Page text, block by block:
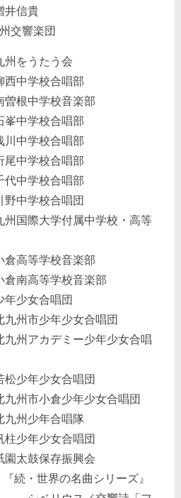
貴
響楽団
うたう会
合唱部
校音楽部
合唱部
合唱部
合唱部
合唱部
合唱団
付属中学校・高等
校音楽部
校音楽部
少女合唱団
少女合唱団
ミー少年少女合唱
女合唱団
少年少女合唱団
合唱隊
女合唱団
太鼓保存振興会
・世界の名曲シリーズ』